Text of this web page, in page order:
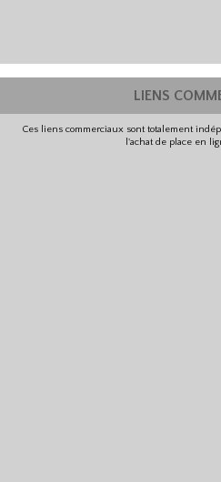
LIENS
Ces liens commerciaux sont totalement
l'achat de place en